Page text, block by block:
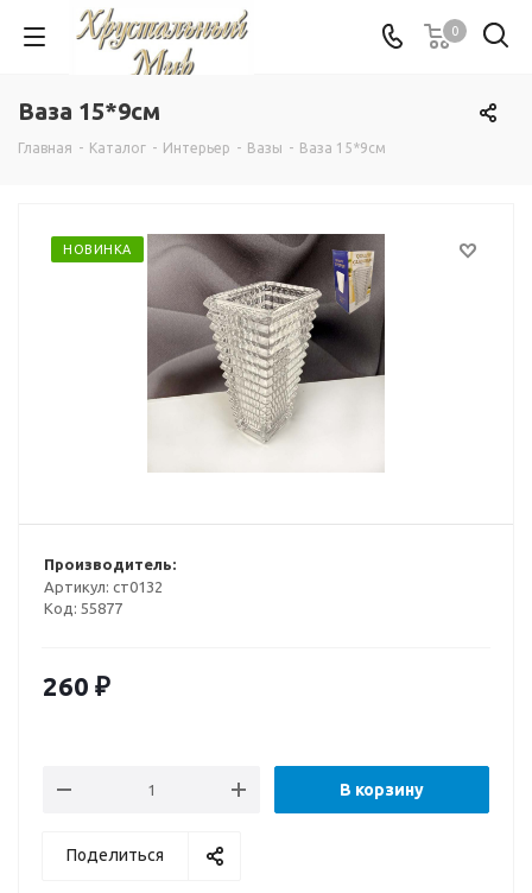
0
Ваза 15*9см
Главная - Каталог - Интерьер - Вазы - Ваза 15*9см
НОВИНКА
Производитель:
Артикул: ст0132
Код: 55877
260 ₽
В корзину
Поделиться